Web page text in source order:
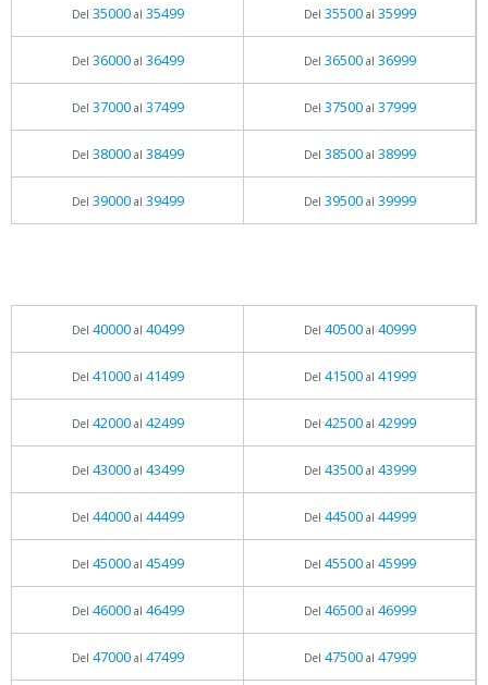
Del 35000al 35499 Del 35500al 35999
Del 36000al 36499 Del 36500al 36999
Del 37000al 37499 Del 37500al 37999
Del 38000al 38499 Del 38500al 38999
Del 39000al 39499 Del 39500al 39999
Del 40000al 40499 Del 40500al 40999
Del 41000al 41499 Del 41500al 41999
Del 42000al 42499 Del 42500al 42999
Del 43000al 43499 Del 43500al 43999
Del 44000al 44499 Del 44500al 44999
Del 45000al 45499 Del 45500al 45999
Del 46000al 46499 Del 46500al 46999
Del 47000al 47499 Del 47500al 47999